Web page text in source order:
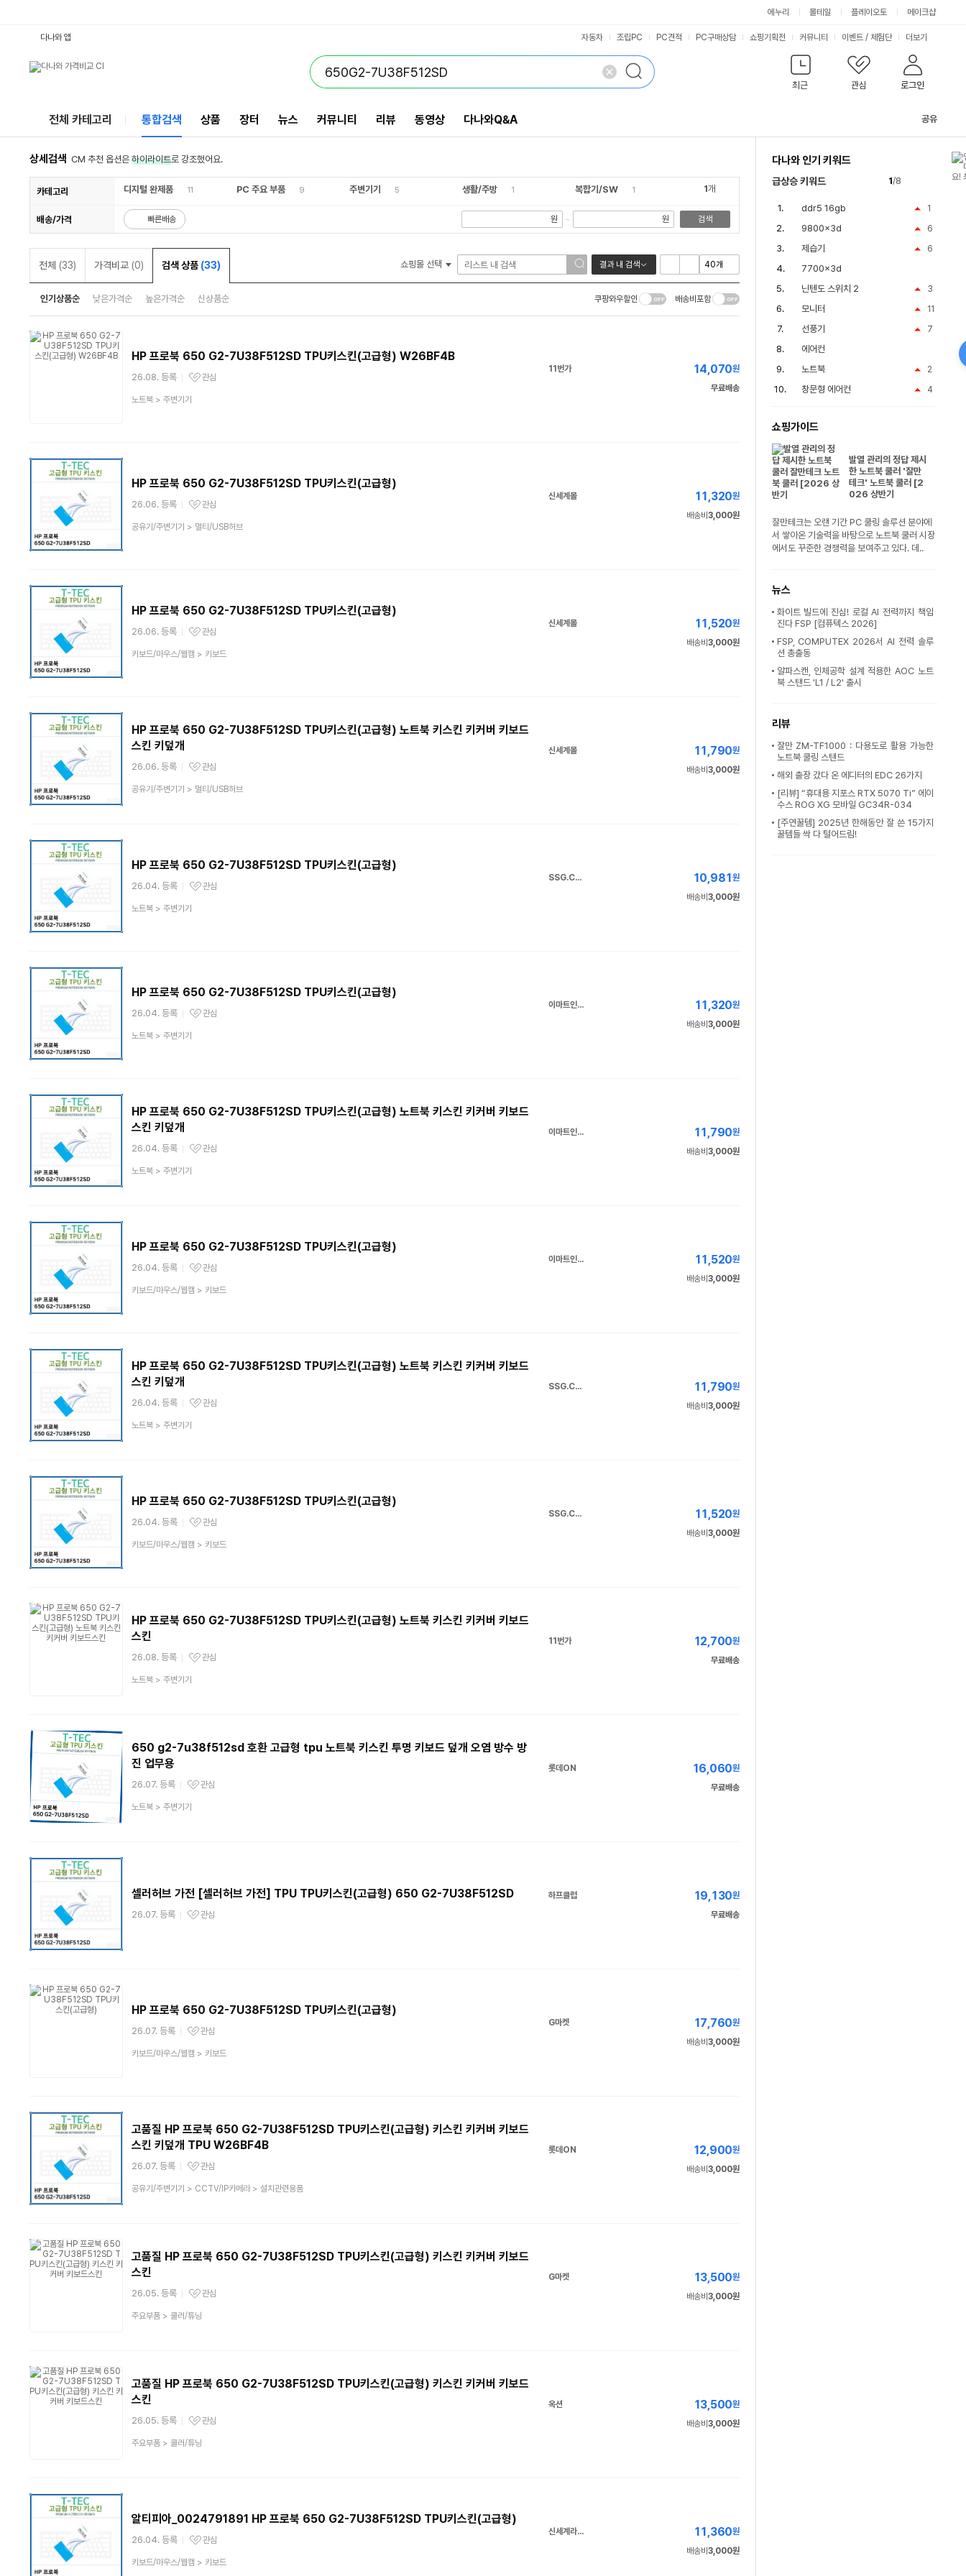
에누리 몰테일 플레이오토 메이크샵
최근 관심 로그인
다나와 앱 자동차 조립PC PC견적 PC구매상담 쇼핑기획전 커뮤니티 이벤트 / 체험단 더보기
전체 카테고리 통합검색 상품 장터 뉴스 커뮤니티 리뷰 동영상 다나와Q&A 공유
상세검색 CM 추천 옵션은 하이라이트로 강조했어요.
카테고리 디지털 완제품 11 PC 주요 부품 9 주변기기 5 생활/주방 1 복합기/SW 1 1개
배송/가격 빠른배송 원 ~ 원 검색
전체 (33) 가격비교 (0) 검색 상품 (33) 쇼핑몰 선택 결과 내 검색
인기상품순 낮은가격순 높은가격순 신상품순 쿠팡와우할인 배송비포함
HP 프로북 650 G2-7U38F512SD TPU키스킨(고급형) W26BF4B
26.08. 등록
관심상품
관심
상
노트북> 주변기기
11번가 14,070원
무료배송
HP 프로북 650 G2-7U38F512SD TPU키스킨(고급형)
26.06. 등록
관심상품
관심
상
공유기/주변기기 > 멀티/USB허브
신세계몰 11,320원
배송비 3,000원
HP 프로북 650 G2-7U38F512SD TPU키스킨(고급형)
26.06. 등록
관심상품
관심
상
키보드/마우스/웹캠 > 키보드
신세계몰 11,520원
배송비 3,000원
HP 프로북 650 G2-7U38F512SD TPU키스킨(고급형) 노트북 키스킨 키커버 키보드
스킨 키덮개
26.06. 등록
관심상품
관심
상
공유기/주변기기 > 멀티/USB허브
신세계몰 11,790원
배송비 3,000원
HP 프로북 650 G2-7U38F512SD TPU키스킨(고급형)
26.04. 등록
관심상품
관심
상
노트북> 주변기기
SSG.COM 10,981원
배송비 3,000원
HP 프로북 650 G2-7U38F512SD TPU키스킨(고급형)
26.04. 등록
관심상품
관심
상
노트북> 주변기기
이마트인터넷쇼핑몰 11,320원
배송비 3,000원
HP 프로북 650 G2-7U38F512SD TPU키스킨(고급형) 노트북 키스킨 키커버 키보드
스킨 키덮개
26.04. 등록
관심상품
관심
상
노트북> 주변기기
이마트인터넷쇼핑몰 11,790원
배송비 3,000원
HP 프로북 650 G2-7U38F512SD TPU키스킨(고급형)
26.04. 등록
관심상품
관심
상
키보드/마우스/웹캠 > 키보드
이마트인터넷쇼핑몰 11,520원
배송비 3,000원
HP 프로북 650 G2-7U38F512SD TPU키스킨(고급형) 노트북 키스킨 키커버 키보드
스킨 키덮개
26.04. 등록
관심상품
관심
상
노트북> 주변기기
SSG.COM 11,790원
배송비 3,000원
HP 프로북 650 G2-7U38F512SD TPU키스킨(고급형)
26.04. 등록
관심상품
관심
상
키보드/마우스/웹캠 > 키보드
SSG.COM 11,520원
배송비 3,000원
HP 프로북 650 G2-7U38F512SD TPU키스킨(고급형) 노트북 키스킨 키커버 키보드
스킨
26.08. 등록
관심상품
관심
상
노트북> 주변기기
11번가 12,700원
무료배송
650 g2-7u38f512sd 호환 고급형 tpu 노트북 키스킨 투명 키보드 덮개 오염 방수 방
진 업무용
26.07. 등록
관심상품
관심
상
노트북> 주변기기
롯데ON 16,060원
무료배송
셀러허브 가전 [셀러허브 가전] TPU TPU키스킨(고급형) 650 G2-7U38F512SD
26.07. 등록
관심상품
관심
하프클럽 19,130원
무료배송
HP 프로북 650 G2-7U38F512SD TPU키스킨(고급형)
26.07. 등록
관심상품
관심
상
키보드/마우스/웹캠 > 키보드
G마켓 17,760원
배송비 3,000원
고품질 HP 프로북 650 G2-7U38F512SD TPU키스킨(고급형) 키스킨 키커버 키보드
스킨 키덮개 TPU W26BF4B
26.07. 등록
관심상품
관심
상
공유기/주변기기 > CCTV/IP카메라> 설치관련용품
롯데ON 12,900원
배송비 3,000원
고품질 HP 프로북 650 G2-7U38F512SD TPU키스킨(고급형) 키스킨 키커버 키보드
스킨
26.05. 등록
관심상품
관심
상
주요부품> 쿨러/튜닝
G마켓 13,500원
배송비 3,000원
고품질 HP 프로북 650 G2-7U38F512SD TPU키스킨(고급형) 키스킨 키커버 키보드
스킨
26.05. 등록
관심상품
관심
상
주요부품> 쿨러/튜닝
옥션 13,500원
배송비 3,000원
알티피아_0024791891 HP 프로북 650 G2-7U38F512SD TPU키스킨(고급형)
26.04. 등록
관심상품
관심
상
키보드/마우스/웹캠 > 키보드
신세계라이브쇼핑 11,360원
배송비 3,000원
다나와 인기 키워드
급상승 키워드 1/8
1
ddr5 16gb
6
9800x3d
6
제습기
7700x3d
3
닌텐도 스위치 2
11
모니터
7
선풍기
에어컨
2
노트북
4
창문형 에어컨
쇼핑가이드
발열 관리의 정답 제시
한 노트북 쿨러 '잘만
테크' 노트북 쿨러 [2
026 상반기
잘만테크는 오랜 기간 PC 쿨링 솔루션 분야에
서 쌓아온 기술력을 바탕으로 노트북 쿨러 시장
에서도 꾸준한 경쟁력을 보여주고 있다. 데..
뉴스
화이트 빌드에 진심! 로컬 AI 전력까지 책임
진다 FSP [컴퓨텍스 2026]
FSP, COMPUTEX 2026서 AI 전력 솔루
션 총출동
알파스캔, 인체공학 설계 적용한 AOC 노트
북 스탠드 'L1 / L2' 출시
리뷰
잘만 ZM-TF1000 : 다용도로 활용 가능한
노트북 쿨링 스탠드
해외 출장 갔다 온 에디터의 EDC 26가지
[리뷰] “휴대용 지포스 RTX 5070 Ti” 에이
수스 ROG XG 모바일 GC34R-034
[주연꿀템] 2025년 한해동안 잘 쓴 15가지
꿀템들 싹 다 털어드림!